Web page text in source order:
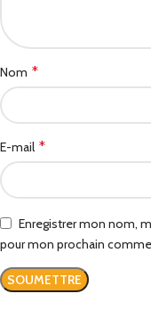
Nom *
E-mail *
Enregistrer mon nom,
pour mon prochain